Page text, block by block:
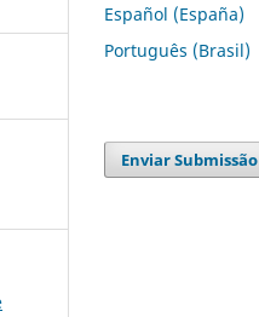
Español (España)
Português (Brasil)
Enviar Submissão